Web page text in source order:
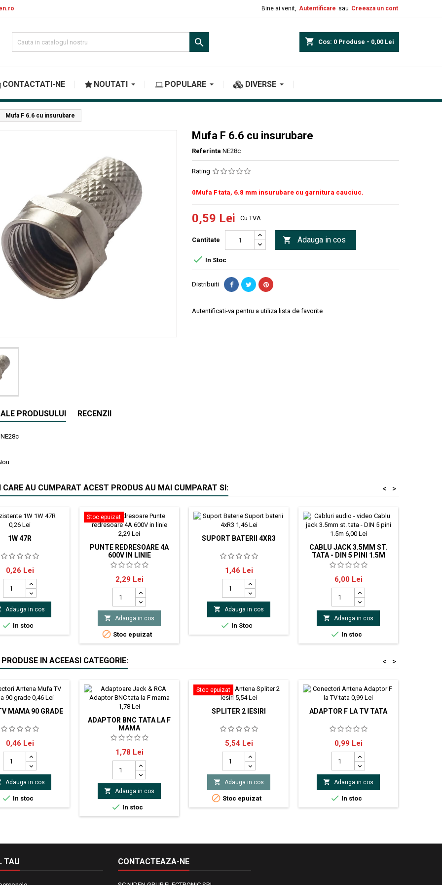
Bine ai venit, Autentificare sau Creeaza un cont
shopping_cart Cos: 0 Produse - 0,00 Lei

CONTACTATI-NE NOUTATI POPULARE DIVERSE
Mufa F 6.6 cu insurubare
Mufa F 6.6 cu insurubare
Referinta NE28c
Rating
0Mufa F tata, 6.8 mm insurubare cu garnitura cauciuc.
0,59 Lei Cu TVA
Cantitate  Adauga in cos
 In Stoc
Distribuiti
Autentificati-va pentru a utiliza lista de favorite
PRODUSULUI RECENZII
NE28c
CARE AU CUMPARAT ACEST PRODUS AU MAI CUMPARAT SI: >
<
1W 47R
carbonMontare
47ΩPutere
±5%Tensiune de
500VDimensiuni
carcasă
terminale
de
max. 1kVTerminale
Pret
0,26 Lei
Adauga in cos
 In stoc
Stoc epuizat
PUNTE REDRESOARE 4A
600V IN LINIE
DC COMPONENTS punte
redresoare monofazată
Tensiune inversă max. 600V
Curent de sarcină 4A
Curent de şoc direct max. 150A
Terminale sârmă Ø1,3mm
Pret
2,29 Lei
 Adauga in cos
 Stoc epuizat
SUPORT BATERII 4XR3
Suport pentru 4 baterii R3
(AAA), fara fire de conectare.
Pret
1,46 Lei
 Adauga in cos
 In Stoc
CABLU JACK 3.5MM ST.
TATA - DIN 5 PINI 1.5M
Cablu jack 3.5 st. tata - DIN 5
pini 1.5m
Pret
6,00 Lei
 Adauga in cos
 In stoc
IN ACEEASI CATEGORIE: >
<
MAMA 90 GRADE
TV mama 90 grade
Pret
0,46 Lei
Adauga in cos
 In stoc
ADAPTOR BNC TATA LA F
MAMA
Adaptor BNC tata la F mama
Pret
1,78 Lei
 Adauga in cos
 In stoc
Stoc epuizat
SPLITER 2 IESIRI
Pret
5,54 Lei
 Adauga in cos
 Stoc epuizat
ADAPTOR F LA TV TATA
Adaptor F la TV tata
Pret
0,99 Lei
 Adauga in cos
 In stoc
TAU CONTACTEAZA-NE